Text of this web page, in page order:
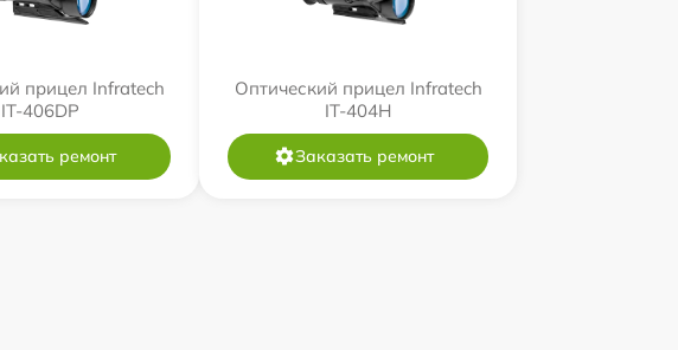
прицел Infratech
IT-406DP
ремонт
Оптический прицел Infratech
IT-404H
Заказать ремонт